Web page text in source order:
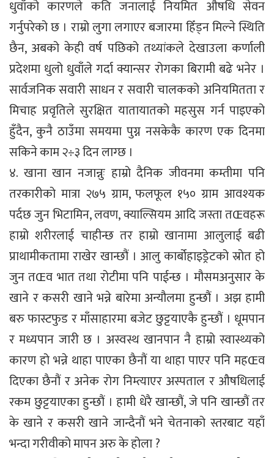
धुवाँको कारणले कति जनालाई नियमित औषधि सेवन
गर्नुपरेको छ । राम्रो लुगा लगाएर बजारमा हिँड्न मिल्ने स्थिति
छैन, अबको केही वर्ष पछिको तथ्यांकले देखाउला कर्णाली
प्रदेशमा धुलो धुवाँले गर्दा क्यान्सर रोगका बिरामी बढे भनेर ।
सार्वजनिक सवारी साधन र सवारी चालकको अनियमितता र
मिचाह प्रवृतिले सुरक्षित यातायातको महसुस गर्न पाइएको
हुँदैन, कुनै ठाउँमा समयमा पुग्न नसकेकै कारण एक दिनमा
सकिने काम २÷३ दिन लाग्छ ।
४. खाना खान नजान्नुः हाम्रो दैनिक जीवनमा कम्तीमा पनि
तरकारीको मात्रा २७५ ग्राम, फलफूल १५० ग्राम आवश्यक
पर्दछ जुन भिटामिन, लवण, क्याल्सियम आदि जस्ता तŒवहरू
हाम्रो शरीरलाई चाहीन्छ तर हाम्रो खानामा आलुलाई बढी
प्राथामीकतामा राखेर खान्छौं । आलु कार्बोहाइड्रेटको स्रोत हो
जुन तŒव भात तथा रोटीमा पनि पाईन्छ । मौसमअनुसार के
खाने र कसरी खाने भन्ने बारेमा अन्यौलमा हुन्छौं । अझ हामी
बरु फास्टफुड र माँसाहारमा बजेट छुट्टयाएकै हुन्छौं । धूमपान
र मध्यपान जारी छ । अस्वस्थ खानपान नै हाम्रो स्वास्थ्यको
कारण हो भन्ने थाहा पाएका छैनौं या थाहा पाएर पनि महŒव
दिएका छैनौं र अनेक रोग निम्त्याएर अस्पताल र औषधिलाई
रकम छुट्टयाएका हुन्छौं । हामी धेरै खान्छौं, जे पनि खान्छौं तर
के खाने र कसरी खाने जान्दैनौं भने चेतनाको स्तरबाट यहाँ
भन्दा गरीवीको मापन अरु के होला ?